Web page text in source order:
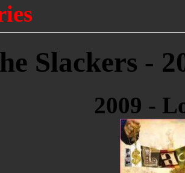
Slackers -
2009 -